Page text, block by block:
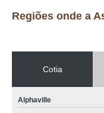
Regiões onde a
Cotia
Alphaville